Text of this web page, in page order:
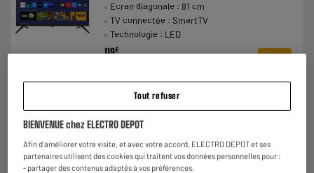
7.1
Ecran diagonale : 81 cm
TV connectée : SmartTV
Technologie : LED
119€
Tout refuser
BIENVENUE chez ELECTRO DEPOT
Afin d'améliorer votre visite, et avec votre accord, ELECTRO DEPOT et ses
partenaires utilisent des cookies qui traitent vos données personnelles pour :
- partager des contenus adaptés à vos préférences,